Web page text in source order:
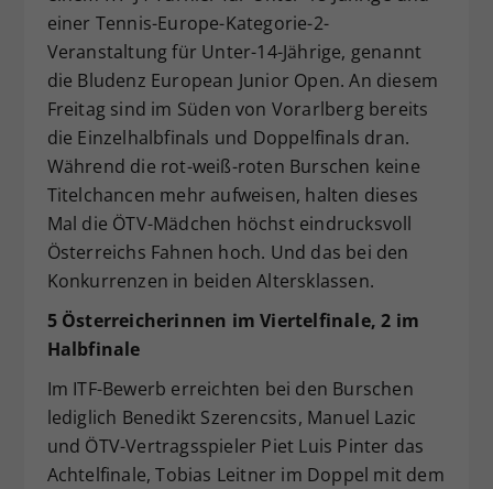
einer Tennis-Europe-Kategorie-2-
Veranstaltung für Unter-14-Jährige, genannt
die Bludenz European Junior Open. An diesem
Freitag sind im Süden von Vorarlberg bereits
die Einzelhalbfinals und Doppelfinals dran.
Während die rot-weiß-roten Burschen keine
Titelchancen mehr aufweisen, halten dieses
Mal die ÖTV-Mädchen höchst eindrucksvoll
Österreichs Fahnen hoch. Und das bei den
Konkurrenzen in beiden Altersklassen.
5 Österreicherinnen im Viertelfinale, 2 im
Halbfinale
Im ITF-Bewerb erreichten bei den Burschen
lediglich Benedikt Szerencsits, Manuel Lazic
und ÖTV-Vertragsspieler Piet Luis Pinter das
Achtelfinale, Tobias Leitner im Doppel mit dem
Zweck
Dieser Wert speichert Ihre Consent-
Einstellungen. Unter anderem eine
zufällig generierte ID, für die
historische Speicherung Ihrer
vorgenommen Einstellungen, falls der
Webseiten-Betreiber dies eingestellt
hat.